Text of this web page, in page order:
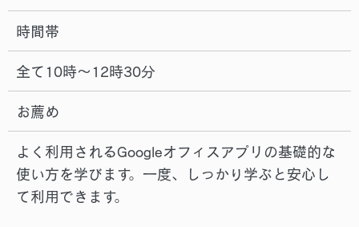
時間帯
全て10時～12時30分
お薦め
よく利用されるGoogleオフィスアプリの基礎的な
使い方を学びます。一度、しっかり学ぶと安心し
て利用できます。